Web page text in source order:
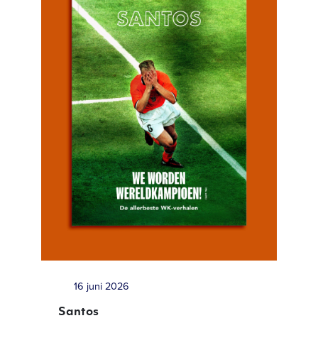
16 juni 2026
Santos